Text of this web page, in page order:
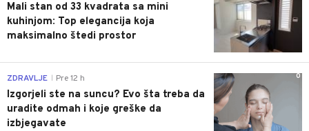
Mali stan od 33 kvadrata sa mini
kuhinjom: Top elegancija koja
maksimalno štedi prostor
0
ZDRAVLJE Pre 12 h
Izgorjeli ste na suncu? Evo šta treba da
uradite odmah i koje greške da
izbjegavate